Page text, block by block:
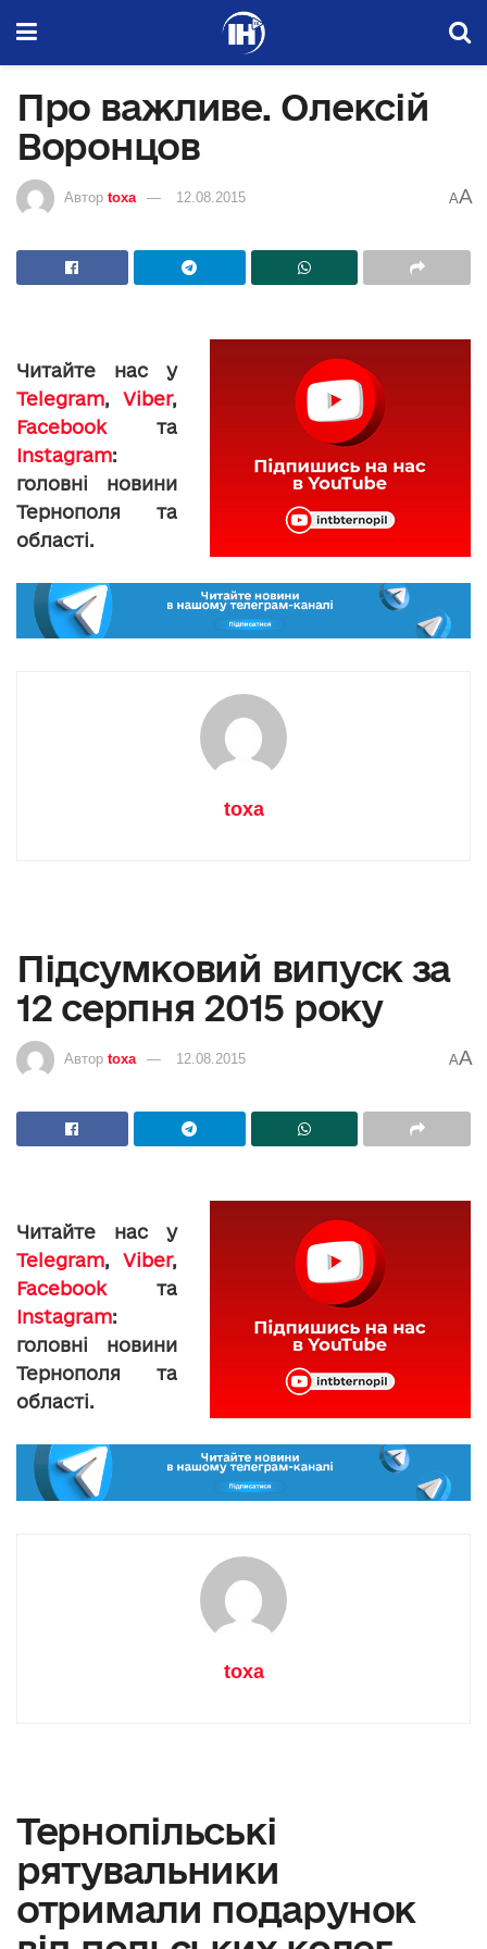
Про важливе. Олексій
Воронцов
Автор toxa 12.08.2015 AA
Читайте нас у
Telegram, Viber,
Facebookта
Instagram:
головні новини
Тернополя та
області.
toxa
Підсумковий випуск за
12 серпня 2015 року
Автор toxa 12.08.2015 AA
Читайте нас у
Telegram, Viber,
Facebookта
Instagram:
головні новини
Тернополя та
області.
toxa
Тернопільські
рятувальники
отримали подарунок